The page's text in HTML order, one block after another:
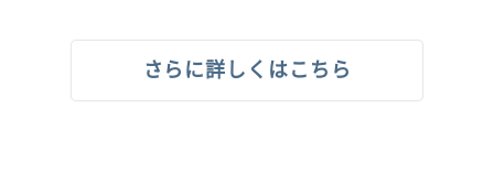
さらに詳しくはこちら